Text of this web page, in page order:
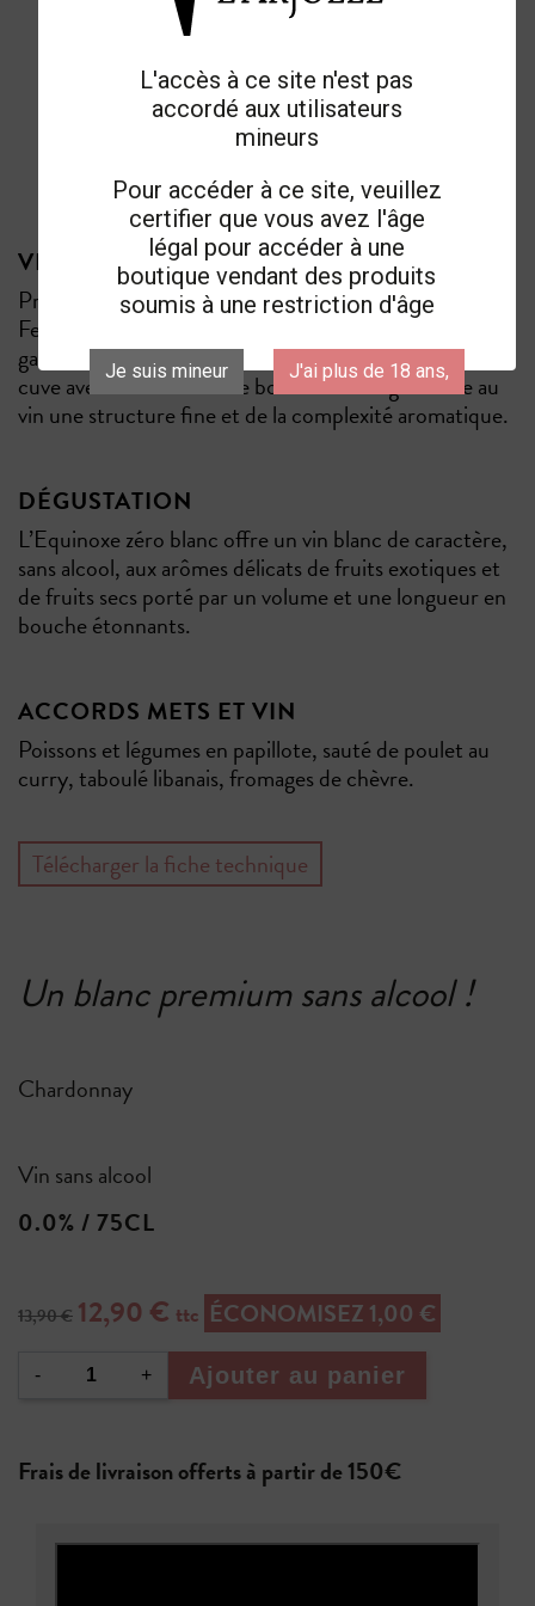
L'accès à ce site n'est pas
accordé aux utilisateurs
mineurs
Pour accéder à ce site, veuillez
certifier que vous avez l'âge
légal pour accéder à une
boutique vendant des produits
soumis à une restriction d'âge
Je suis mineur J'ai plus de 18 ans,
VINIFICATION & ÉLEVAGE
Pressurage direct avec séparation des jus.
Fermentation avec contrôle des températures pour
garder tous les arômes. Élevage pendant cinq mois en
cuve avec des douelles de bois. Cet élevage donne au
vin une structure fine et de la complexité aromatique.
DÉGUSTATION
L’Equinoxe zéro blanc offre un vin blanc de caractère,
sans alcool, aux arômes délicats de fruits exotiques et
de fruits secs porté par un volume et une longueur en
bouche étonnants.
ACCORDS METS ET VIN
Poissons et légumes en papillote, sauté de poulet au
curry, taboulé libanais, fromages de chèvre.
Télécharger la fiche technique
Un blanc premium sans alcool !
Chardonnay
Vin sans alcool
0.0% / 75CL
13,90 € 12,90 € ttc ÉCONOMISEZ 1,00 €
- + Ajouter au panier
Frais de livraison offerts à partir de 150€